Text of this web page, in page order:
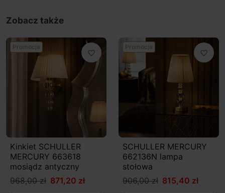
Zobacz także
Promocja
favorite_border
Kinkiet SCHULLER
MERCURY 663618
mosiądz antyczny
968,00 zł 871,20 zł
Promocja
favorite_border
SCHULLER MERCURY
662136N lampa
stołowa
906,00 zł 815,40 zł